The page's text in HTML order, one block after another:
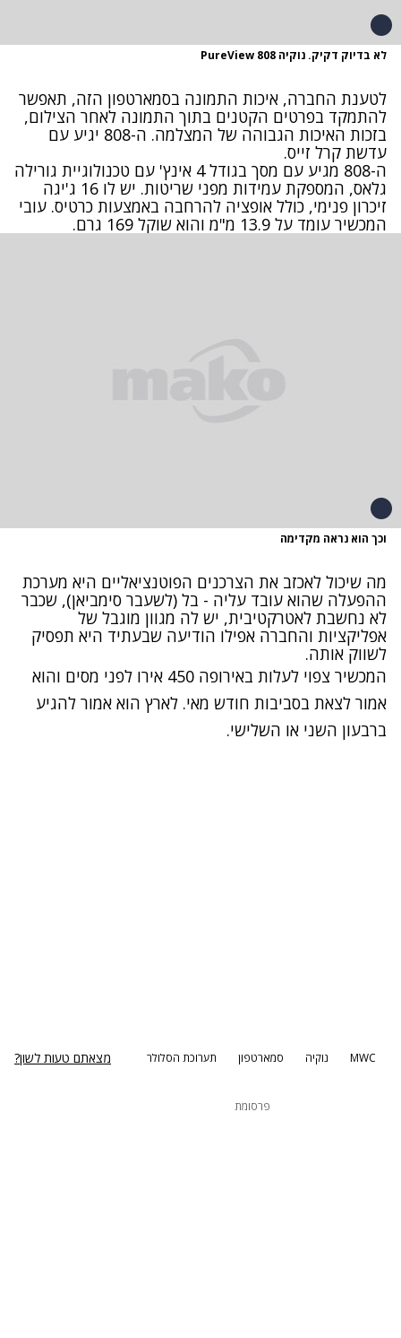
לא בדיוק דקיק. נוקיה PureView 808
לטענת החברה, איכות התמונה בסמארטפון הזה, תאפשר
להתמקד בפרטים הקטנים בתוך התמונה לאחר הצילום,
בזכות האיכות הגבוהה של המצלמה. ה-808 יגיע עם
עדשת קרל זייס.
ה-808 מגיע עם מסך בגודל 4 אינץ' עם טכנולוגיית גורילה
גלאס, המספקת עמידות מפני שריטות. יש לו 16 ג'יגה
זיכרון פנימי, כולל אופציה להרחבה באמצעות כרטיס. עובי
המכשיר עומד על 13.9 מ"מ והוא שוקל 169 גרם
.
וכך הוא נראה מקדימה
מה שיכול לאכזב את הצרכנים הפוטנציאליים היא מערכת
ההפעלה שהוא עובד עליה - בל (לשעבר סימביאן), שכבר
לא נחשבת לאטרקטיבית, יש לה מגוון מוגבל של
אפליקציות והחברה אפילו הודיעה שבעתיד היא תפסיק
לשווק אותה.
המכשיר צפוי לעלות באירופה 450 אירו
לפני מסים והוא
אמור לצאת בסביבות חודש מאי. לארץ הוא אמור להגיע
ברבעון השני או השלישי.
MWC נוקיה סמארטפון תערוכת הסלולר מצאתם טעות לשון?
פרסומת